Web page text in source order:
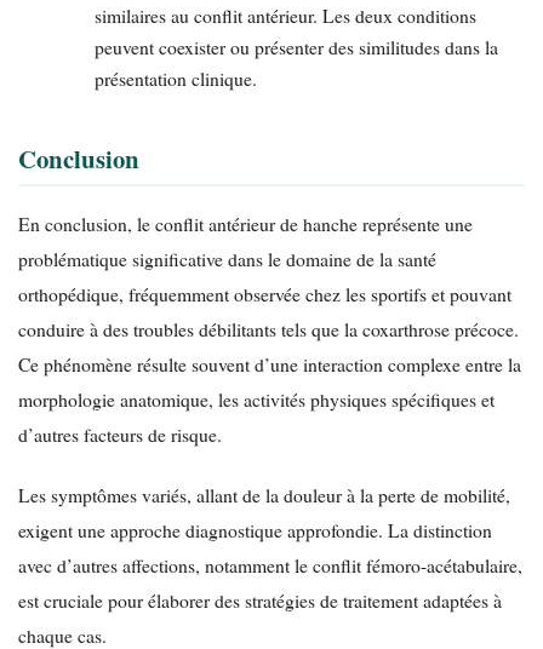
similaires au conflit antérieur. Les deux conditions
peuvent coexister ou présenter des similitudes dans la
présentation clinique.
Conclusion
En conclusion, le conflit antérieur de hanche représente une
problématique significative dans le domaine de la santé
orthopédique, fréquemment observée chez les sportifs et pouvant
conduire à des troubles débilitants tels que la coxarthrose précoce.
Ce phénomène résulte souvent d’une interaction complexe entre la
morphologie anatomique, les activités physiques spécifiques et
d’autres facteurs de risque.
Les symptômes variés, allant de la douleur à la perte de mobilité,
exigent une approche diagnostique approfondie. La distinction
avec d’autres affections, notamment le conflit fémoro-acétabulaire,
est cruciale pour élaborer des stratégies de traitement adaptées à
chaque cas.